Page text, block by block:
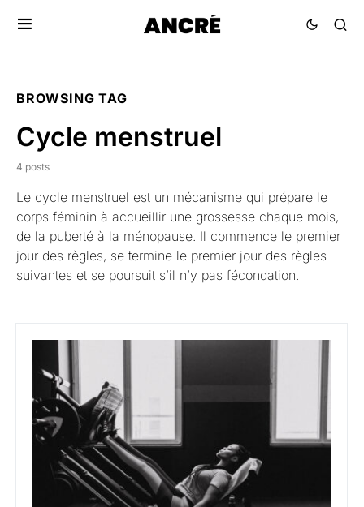
BROWSING TAG
Cycle menstruel
4 posts
Le cycle menstruel est un mécanisme qui prépare le
corps féminin à accueillir une grossesse chaque mois,
de la puberté à la ménopause. Il commence le premier
jour des règles, se termine le premier jour des règles
suivantes et se poursuit s’il n’y pas fécondation.